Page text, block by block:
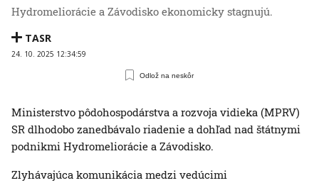
Hydromeliorácie a Závodisko ekonomicky stagnujú.
TASR
24. 10. 2025 12:34:59
Odlož na neskôr
Ministerstvo pôdohospodárstva a rozvoja vidieka (MPRV)
SR dlhodobo zanedbávalo riadenie a dohľad nad štátnymi
podnikmi Hydromeliorácie a Závodisko.
Zlyhávajúca komunikácia medzi vedúcimi